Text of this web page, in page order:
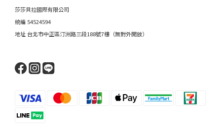
莎莎貝拉國際有限公司
統編 54524594
地址 台北市中正區汀洲路三段188號7樓（無對外開放）